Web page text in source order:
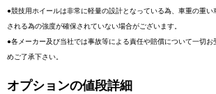
●競技用ホイールは非常に軽量の設計となっている為、車重の重い
される為の強度が確保されていない場合がございます。
●各メーカー及び当社では事故等による責任や賠償について一切お
めご了承下さい。
オプションの値段詳細